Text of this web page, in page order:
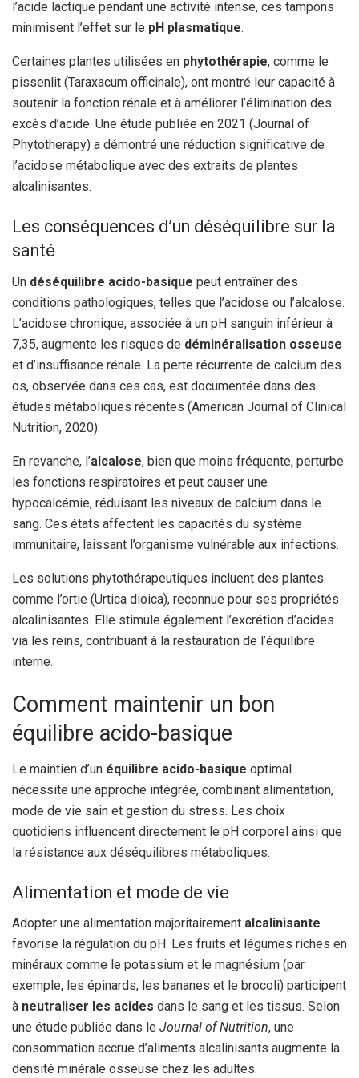
l’acide lactique pendant une activité intense, ces tampons
minimisent l’effet sur le pH plasmatique.
Certaines plantes utilisées en phytothérapie, comme le
pissenlit (Taraxacum officinale), ont montré leur capacité à
soutenir la fonction rénale et à améliorer l’élimination des
excès d’acide. Une étude publiée en 2021 (Journal of
Phytotherapy) a démontré une réduction significative de
l’acidose métabolique avec des extraits de plantes
alcalinisantes.
Les conséquences d’un déséquilibre sur la
santé
Un déséquilibre acido-basique peut entraîner des
conditions pathologiques, telles que l’acidose ou l’alcalose.
L’acidose chronique, associée à un pH sanguin inférieur à
7,35, augmente les risques de déminéralisation osseuse
et d’insuffisance rénale. La perte récurrente de calcium des
os, observée dans ces cas, est documentée dans des
études métaboliques récentes (American Journal of Clinical
Nutrition, 2020).
En revanche, l’alcalose, bien que moins fréquente, perturbe
les fonctions respiratoires et peut causer une
hypocalcémie, réduisant les niveaux de calcium dans le
sang. Ces états affectent les capacités du système
immunitaire, laissant l’organisme vulnérable aux infections.
Les solutions phytothérapeutiques incluent des plantes
comme l’ortie (Urtica dioica), reconnue pour ses propriétés
alcalinisantes. Elle stimule également l’excrétion d’acides
via les reins, contribuant à la restauration de l’équilibre
interne.
Comment maintenir un bon
équilibre acido-basique
Le maintien d’un équilibre acido-basique optimal
nécessite une approche intégrée, combinant alimentation,
mode de vie sain et gestion du stress. Les choix
quotidiens influencent directement le pH corporel ainsi que
la résistance aux déséquilibres métaboliques.
Alimentation et mode de vie
Adopter une alimentation majoritairement alcalinisante
favorise la régulation du pH. Les fruits et légumes riches en
minéraux comme le potassium et le magnésium (par
exemple, les épinards, les bananes et le brocoli) participent
à neutraliser les acides dans le sang et les tissus. Selon
une étude publiée dans le Journal of Nutrition, une
consommation accrue d’aliments alcalinisants augmente la
densité minérale osseuse chez les adultes.